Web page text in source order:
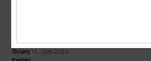
Thierry11. Juni 2026